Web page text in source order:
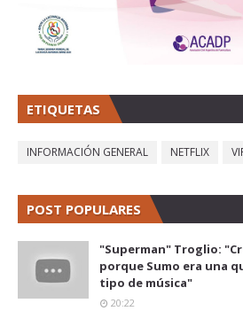
ETIQUETAS
INFORMACIÓN GENERAL NETFLIX
POST POPULARES
"Superman" Troglio:
porque Sumo era una
tipo de música"
20:22